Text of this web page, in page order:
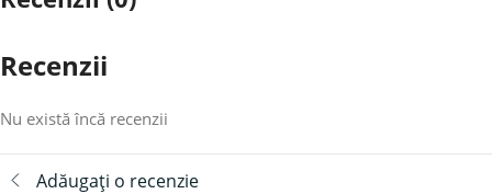
Recenzii
Nu există încă recenzii
Adăugați o recenzie